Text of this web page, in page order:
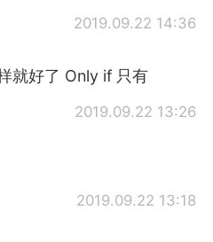
2019.09.22 14:36
就好了 Only if 只有
2019.09.22 13:26
2019.09.22 13:18